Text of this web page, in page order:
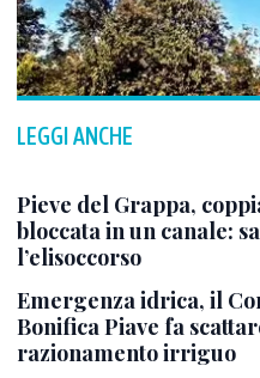
LEGGI ANCHE
Pieve del Grappa,
bloccata in un canale:
l’elisoccorso
Emergenza idrica, il
Bonifica Piave fa
razionamento irriguo